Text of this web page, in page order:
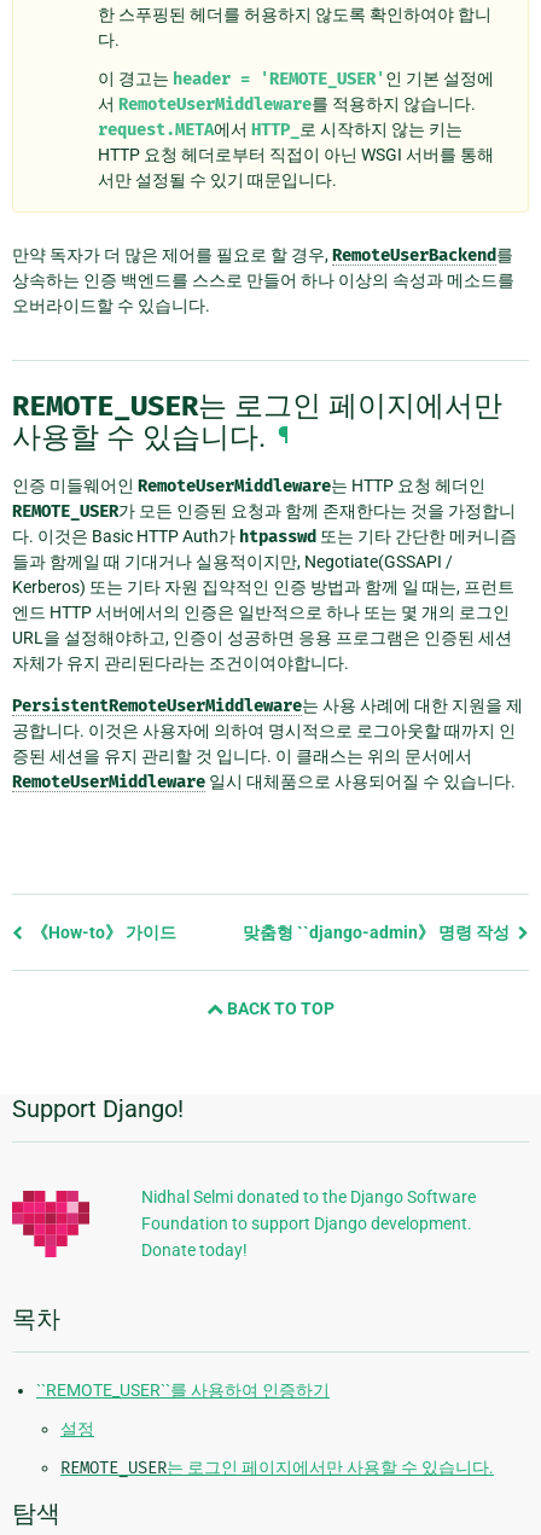
한 스푸핑된 헤더를 허용하지 않도록 확인하여야 합니
다.
이 경고는 header = 'REMOTE_USER'인 기본 설정에
서 RemoteUserMiddleware를 적용하지 않습니다.
request.META에서 HTTP_
로 시작하지 않는 키는
HTTP 요청 헤더로부터 직접이 아닌 WSGI 서버를 통해
서만 설정될 수 있기 때문입니다.
만약 독자가 더 많은 제어를 필요로 할 경우,RemoteUserBackend를
상속하는 인증 백엔드를 스스로 만들어 하나 이상의 속성과 메소드를
오버라이드할 수 있습니다.
REMOTE_USER는 로그인 페이지에서만
사용할 수 있습니다. ¶
인증 미들웨어인 RemoteUserMiddleware는 HTTP 요청 헤더인
REMOTE_USER가 모든 인증된 요청과 함께 존재한다는 것을 가정합니
다. 이것은 Basic HTTP Auth가 htpasswd 또는 기타 간단한 메커니즘
들과 함께일 때 기대거나 실용적이지만, Negotiate(GSSAPI /
Kerberos) 또는 기타 자원 집약적인 인증 방법과 함께 일 때는, 프런트
엔드 HTTP 서버에서의 인증은 일반적으로 하나 또는 몇 개의 로그인
URL을 설정해야하고, 인증이 성공하면 응용 프로그램은 인증된 세션
자체가 유지 관리된다라는 조건이여야합니다.
PersistentRemoteUserMiddleware는 사용 사례에 대한 지원을 제
공합니다. 이것은 사용자에 의하여 명시적으로 로그아웃할 때까지 인
증된 세션을 유지 관리할 것 입니다. 이 클래스는 위의 문서에서
RemoteUserMiddleware 일시 대체품으로 사용되어질 수 있습니다.
Previous
《How-to》 가이드 맞춤형 ``django-admin》 명령 작성
BACK TO TOP
추
가
정
보
Support Django!
Nidhal Selmi donated to the Django Software
Foundation to support Django development.
Donate today!
목차
``REMOTE_USER``를 사용하여 인증하기
설정
REMOTE_USER는 로그인 페이지에서만 사용할 수 있습니다.
탐색